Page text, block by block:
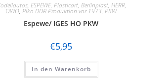
, ESPEWE, Plasticart, Berlinplast, HERR,
OWO, Piko DDR Produktion vor 1973, PKW
Espewe/ IGES HO PKW
€5,95
In den Warenkorb